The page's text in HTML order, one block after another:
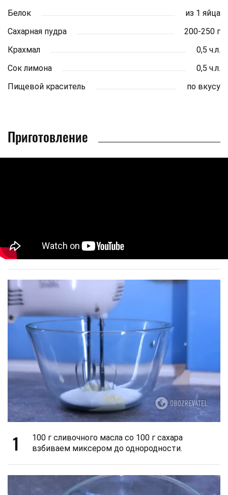
Белок
из 1 яйца
Сахарная пудра
200-250 г
Крахмал
0,5 ч.л.
Сок лимона
0,5 ч.л.
Пищевой краситель
по вкусу
Приготовление
1
100 г сливочного масла со 100 г сахара
взбиваем миксером до однородности.